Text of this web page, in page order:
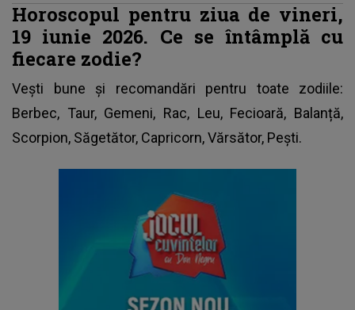
Horoscopul pentru ziua de vineri,
19 iunie 2026. Ce se întâmplă cu
fiecare zodie?
Vești bune și recomandări pentru toate zodiile:
Berbec, Taur, Gemeni, Rac, Leu, Fecioară, Balanță,
Scorpion, Săgetător, Capricorn, Vărsător, Pești.